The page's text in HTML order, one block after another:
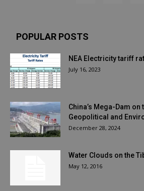
POPULAR POSTS
NEA Electricity tariff
July 16, 2023
China’s Mega-Dam
Geopolitical and
December 28, 2024
Water Clouds on the
May 12, 2016